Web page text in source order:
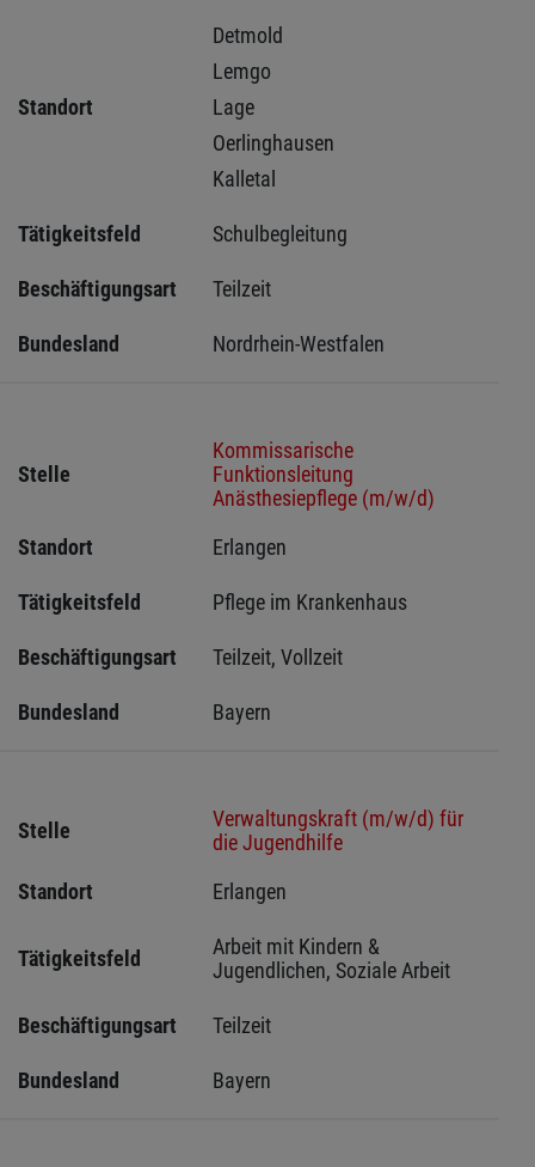
Standort
Detmold
Lemgo
Lage
Oerlinghausen
Kalletal
Tätigkeitsfeld Schulbegleitung
Beschäftigungsart Teilzeit
Bundesland Nordrhein-Westfalen
Stelle
Kommissarische
Funktionsleitung
Anästhesiepflege (m/w/d)
Standort
Erlangen
Tätigkeitsfeld Pflege im Krankenhaus
Beschäftigungsart Teilzeit, Vollzeit
Bundesland Bayern
Stelle
Verwaltungskraft (m/w/d) für
die Jugendhilfe
Standort
Erlangen
Tätigkeitsfeld
Arbeit mit Kindern &
Jugendlichen, Soziale Arbeit
Beschäftigungsart Teilzeit
Bundesland Bayern